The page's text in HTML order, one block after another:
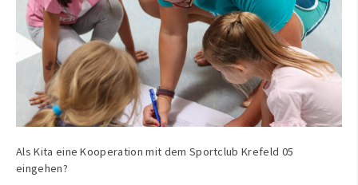
Als Kita eine Kooperation mit dem Sportclub Krefeld 05
eingehen?